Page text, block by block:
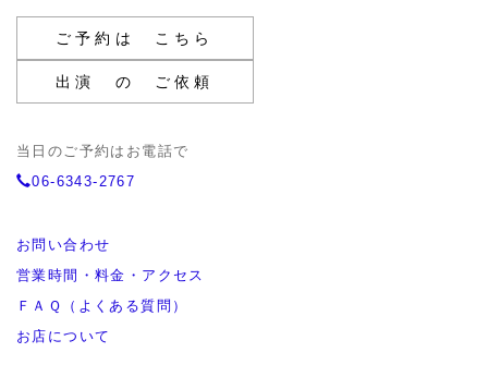
ご予約は こちら
出演 の ご依頼
当日のご予約はお電話で
06-6343-2767
お問い合わせ
営業時間・料金・アクセス
ＦＡＱ（よくある質問）
お店について